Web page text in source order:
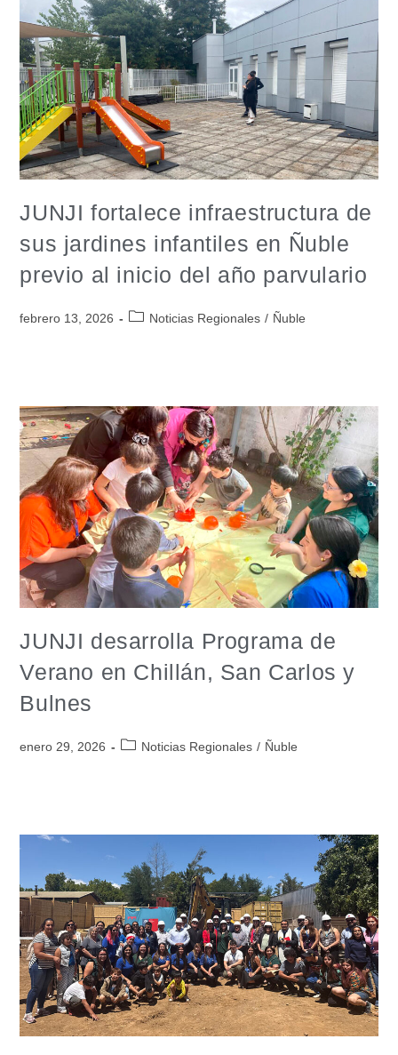
JUNJI fortalece infraestructura de
sus jardines infantiles en Ñuble
previo al inicio del año parvulario
febrero 13, 2026 Noticias Regionales / Ñuble
JUNJI desarrolla Programa de
Verano en Chillán, San Carlos y
Bulnes
enero 29, 2026 Noticias Regionales / Ñuble